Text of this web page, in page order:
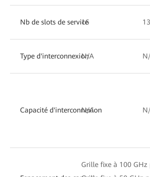
Nb de slots de service
16 13
Type d'interconnexion
N/A
Capacité d'interconnexion
N/A
Grille fixe à 100 GHz